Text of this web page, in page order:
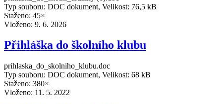
Typ souboru: DOC dokument, Velikost: 76,5 kB
Staženo: 45×
Vloženo: 9. 6. 2026
Přihláška do školního klubu
prihlaska_do_skolniho_klubu.doc
Typ souboru: DOC dokument, Velikost: 68 kB
Staženo: 380×
Vloženo: 11. 5. 2022